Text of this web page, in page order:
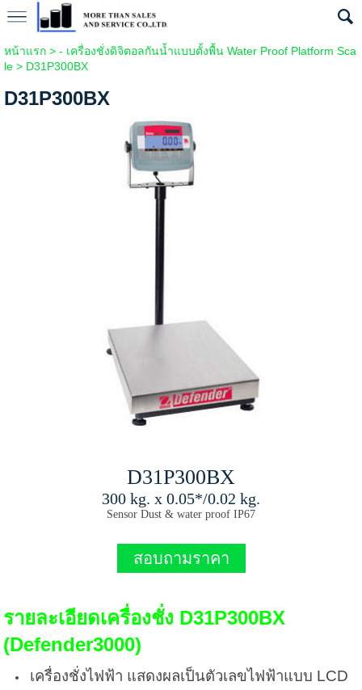
หน้าแรก> - เครื่องชั่งดิจิตอลกันน้ำแบบตั้งพื้น Water Proof Platform Sca
le> D31P300BX
D31P300BX
D31P300BX
300 kg. x 0.05*/0.02 kg.
Sensor Dust & water proof IP67
สอบถามราคา
รายละเอียดเครื่องชั่ง D31P300BX
(Defender3000)
เครื่องชั่งไฟฟ้า แสดงผลเป็นตัวเลขไฟฟ้าแบบ LCD